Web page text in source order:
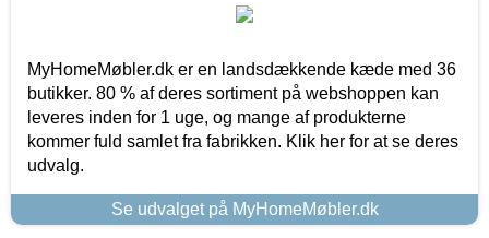
MyHomeMøbler.dk er en landsdækkende kæde med 36
butikker. 80 % af deres sortiment på webshoppen kan
leveres inden for 1 uge, og mange af produkterne
kommer fuld samlet fra fabrikken. Klik her for at se deres
udvalg.
Se udvalget på MyHomeMøbler.dk